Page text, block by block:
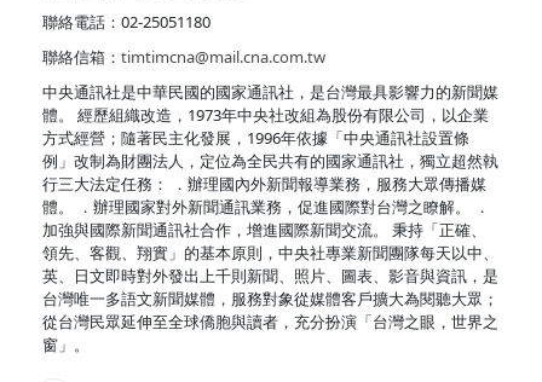
聯絡電話：02-25051180
聯絡信箱： timtimcna@mail.cna.com.tw
中央通訊社是中華民國的國家通訊社，是台灣最具影響力的新聞媒
體。 經歷組織改造，1973年中央社改組為股份有限公司，以企業
方式經營；隨著民主化發展，1996年依據「中央通訊社設置條
例」改制為財團法人，定位為全民共有的國家通訊社，獨立超然執
行三大法定任務： ．辦理國內外新聞報導業務，服務大眾傳播媒
體。 ．辦理國家對外新聞通訊業務，促進國際對台灣之瞭解。 ．
加強與國際新聞通訊社合作，增進國際新聞交流。 秉持「正確、
領先、客觀、翔實」的基本原則，中央社專業新聞團隊每天以中、
英、日文即時對外發出上千則新聞、照片、圖表、影音與資訊，是
台灣唯一多語文新聞媒體，服務對象從媒體客戶擴大為閱聽大眾；
從台灣民眾延伸至全球僑胞與讀者，充分扮演「台灣之眼，世界之
窗」。